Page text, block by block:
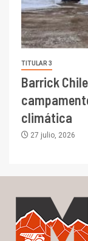
TITULAR 3
Barrick
climática
27 julio, 2026